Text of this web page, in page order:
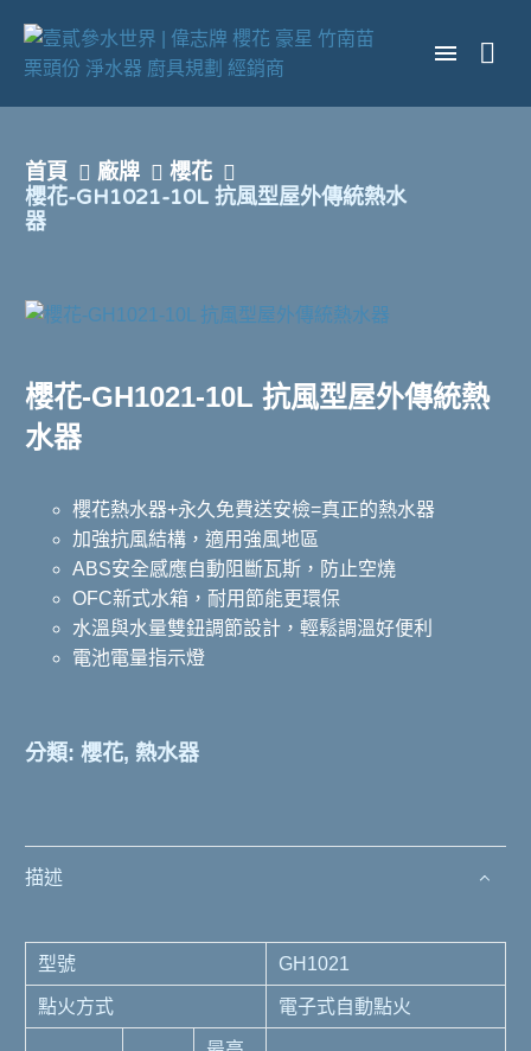
首頁 廠牌 櫻花
櫻花-GH1021-10L 抗風型屋外傳統熱水
器
櫻花-GH1021-10L 抗風型屋外傳統熱
水器
櫻花熱水器+永久免費送安檢=真正的熱水器
加強抗風結構，適用強風地區
ABS安全感應自動阻斷瓦斯，防止空燒
OFC新式水箱，耐用節能更環保
水溫與水量雙鈕調節設計，輕鬆調溫好便利
電池電量指示燈
分類: 櫻花, 熱水器
描述
型號 GH1021
點火方式 電子式自動點火